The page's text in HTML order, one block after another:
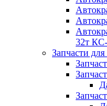
32т
Запчасти для